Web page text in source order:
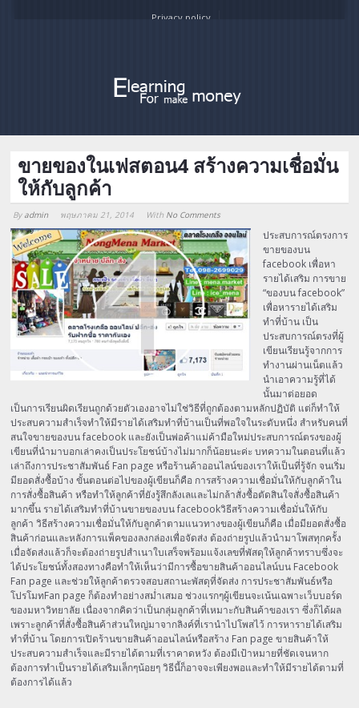
Privacy policy
ขายของในเฟสตอน4 สร้างความเชื่อมั่น
ให้กับลูกค้า
By admin พฤษภาคม 21, 2014 With No Comments
Array
ประสบการณ์ตรงการ
ขายของบน
facebook เพื่อหา
รายได้เสริม การขาย
“ของบน facebook”
เพื่อหารายได้เสริม
ทำที่บ้าน เป็น
ประสบการณ์ตรงที่ผู้
เขียนเรียนรู้จากการ
ทำงานผ่านเน็ตแล้ว
นำเอาความรู้ที่ได้
นั้นมาต่อยอด
เป็นการเรียนผิดเรียนถูกด้วยตัวเองอาจไม่ใช่วิธีที่ถูกต้องตามหลักปฏิบัติ แต่ก็ทำให้
ประสบความสำเร็จทำให้มีรายได้เสริมทำที่บ้านเป็นที่พอใจในระดับหนึ่ง สำหรับคนที่
สนใจขายของบน facebook และยังเป็นพ่อค้าแม่ค้ามือใหม่ประสบการณ์ตรงของผู้
เขียนที่นำมาบอกเล่าคงเป็นประโยชน์บ้างไม่มากก็น้อยนะค่ะ บทความในตอนที่แล้ว
เล่าถึงการประชาสัมพันธ์ Fan page หรือร้านค้าออนไลน์ของเราให้เป็นที่รู้จัก จนเริ่ม
มียอดสั่งซื้อบ้าง ขั้นตอนต่อไปของผู้เขียนก็คือ การสร้างความเชื่อมั่นให้กับลูกค้าใน
การสั่งซื้อสินค้า หรือทำให้ลูกค้าที่ยังรู้สึกลังเลและไม่กล้าสั่งซื้อตัดสินใจสั่งซื้อสินค้า
มากขึ้น รายได้เสริมทำที่บ้านขายของบน facebookวิธีสร้างความเชื่อมั่นให้กับ
ลูกค้า วิธีสร้างความเชื่อมั่นให้กับลูกค้าตามแนวทางของผู้เขียนก็คือ เมื่อมียอดสั่งซื้อ
สินค้าก่อนและหลังการแพ็คของลงกล่องเพื่อจัดส่ง ต้องถ่ายรูปแล้วนำมาโพสทุกครั้ง
เมื่อจัดส่งแล้วก็จะต้องถ่ายรูปสำเนาใบเสร็จพร้อมแจ้งเลขที่พัสดุให้ลูกค้าทราบซึ่งจะ
ได้ประโยชน์ทั้งสองทางคือทำให้เห็นว่ามีการซื้อขายสินค้าออนไลน์บน Facebook
Fan page และช่วยให้ลูกค้าตรวจสอบสถานะพัสดุที่จัดส่ง การประชาสัมพันธ์หรือ
โปรโมทFan page ก็ต้องทำอย่างสม่ำเสมอ ช่วงแรกๆผู้เขียนจะเน้นเฉพาะเว็บบอร์ด
ของมหาวิทยาลัย เนื่องจากคิดว่าเป็นกลุ่มลูกค้าที่เหมาะกับสินค้าของเรา ซึ่งก็ได้ผล
เพราะลูกค้าที่สั่งซื้อสินค้าส่วนใหญ่มาจากลิงค์ที่เรานำไปโพสไว้ การหารายได้เสริม
ทำที่บ้าน โดยการเปิดร้านขายสินค้าออนไลน์หรือสร้าง Fan page ขายสินค้าให้
ประสบความสำเร็จและมีรายได้ตามที่เราคาดหวัง ต้องมีเป้าหมายที่ชัดเจนหาก
ต้องการทำเป็นรายได้เสริมเล็กๆน้อยๆ วิธีนี้ก็อาจจะเพียงพอและทำให้มีรายได้ตามที่
ต้องการได้แล้ว